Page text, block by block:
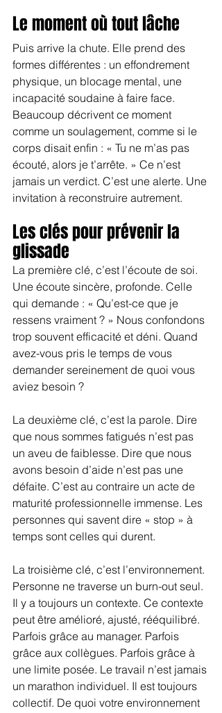
Le moment où tout lâche
Puis arrive la chute. Elle prend des
formes différentes : un effondrement
physique, un blocage mental, une
incapacité soudaine à faire face.
Beaucoup décrivent ce moment
comme un soulagement, comme si le
corps disait enfin : « Tu ne m’as pas
écouté, alors je t’arrête. » Ce n’est
jamais un verdict. C’est une alerte. Une
invitation à reconstruire autrement.
Les clés pour prévenir la
glissade
La première clé, c’est l’écoute de soi.
Une écoute sincère, profonde. Celle
qui demande : « Qu’est-ce que je
ressens vraiment ? » Nous confondons
trop souvent efficacité et déni. Quand
avez-vous pris le temps de vous
demander sereinement de quoi vous
aviez besoin ?
La deuxième clé, c’est la parole. Dire
que nous sommes fatigués n’est pas
un aveu de faiblesse. Dire que nous
avons besoin d’aide n’est pas une
défaite. C’est au contraire un acte de
maturité professionnelle immense. Les
personnes qui savent dire « stop » à
temps sont celles qui durent.
La troisième clé, c’est l’environnement.
Personne ne traverse un burn-out seul.
Il y a toujours un contexte. Ce contexte
peut être amélioré, ajusté, rééquilibré.
Parfois grâce au manager. Parfois
grâce aux collègues. Parfois grâce à
une limite posée. Le travail n’est jamais
un marathon individuel. Il est toujours
collectif. De quoi votre environnement